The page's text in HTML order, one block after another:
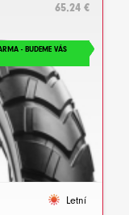
65.24 €
- BUDEME VÁS
Letní